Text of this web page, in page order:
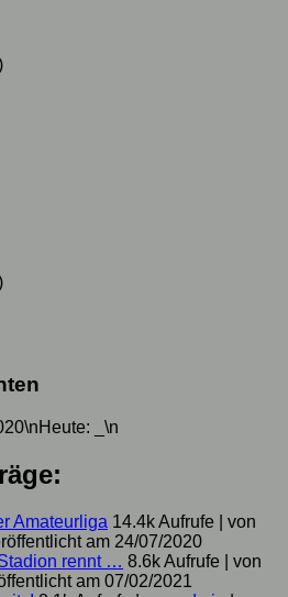
\n
Amateurliga 14.4k Aufrufe
von
am 24/07/2020
rennt … 8.6k Aufrufe
von
am 07/02/2021